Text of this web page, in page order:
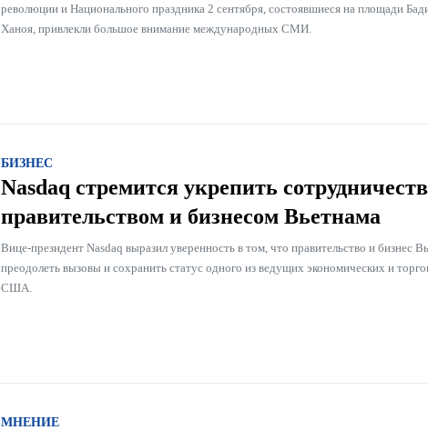
революции и Национального праздника 2 сентября, состоявшиеся на площади
Ханоя, привлекли большое внимание международных СМИ.
БИЗНЕС
Nasdaq стремится укрепить
правительством и бизнесом Вьетнама
Вице-президент Nasdaq выразил уверенность в том, что правительство и бизнес
преодолеть вызовы и сохранить статус одного из ведущих экономических и
США.
МНЕНИЕ